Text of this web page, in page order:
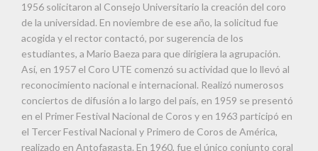
1956 solicitaron al Consejo Universitario la creación del coro
de la universidad. En noviembre de ese año, la solicitud fue
acogida y el rector contactó, por sugerencia de los
estudiantes, a Mario Baeza para que dirigiera la agrupación.
Así, en 1957 el Coro UTE comenzó su actividad que lo llevó al
reconocimiento nacional e internacional. Realizó numerosos
conciertos de difusión a lo largo del país, en 1959 se presentó
en el Primer Festival Nacional de Coros y en 1963 participó en
el Tercer Festival Nacional y Primero de Coros de América,
realizado en Antofagasta. En 1960, fue el único conjunto coral